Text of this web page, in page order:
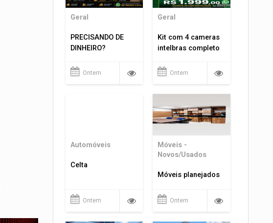
Geral
PRECISANDO DE
DINHEIRO?
Ontem
Geral
Kit com 4 cameras
intelbras completo
Ontem
Automóveis
Celta
Ontem
Móveis -
Novos/Usados
Móveis planejados
Ontem